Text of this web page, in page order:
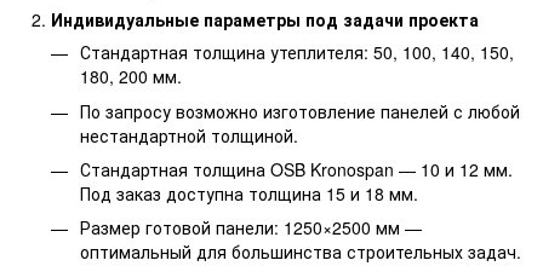
Индивидуальные параметры под задачи проекта
Стандартная толщина утеплителя: 50, 100, 140, 150,
180, 200 мм.
По запросу возможно изготовление панелей с любой
нестандартной толщиной.
Стандартная толщина OSB Kronospan — 10 и 12 мм.
Под заказ доступна толщина 15 и 18 мм.
Размер готовой панели: 1250×2500 мм —
оптимальный для большинства строительных задач.